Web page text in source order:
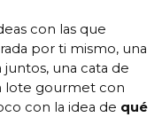
con las que
por ti mismo, una
una cata de
lote gourmet con
con la idea de qué